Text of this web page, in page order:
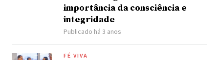
importância da consciência e
integridade
Publicado há 3 anos
FÉ VIVA